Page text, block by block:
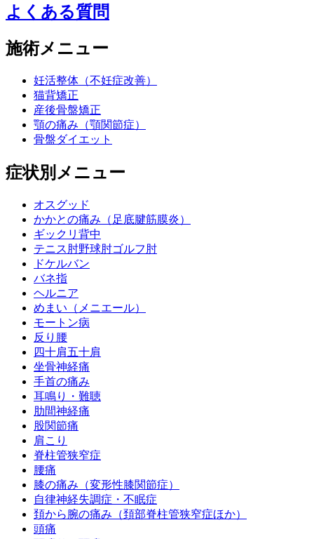
よくある質問
施術メニュー
妊活整体（不妊症改善）
猫背矯正
産後骨盤矯正
顎の痛み（顎関節症）
骨盤ダイエット
症状別メニュー
オスグッド
かかとの痛み（足底腱筋膜炎）
ギックリ背中
テニス肘野球肘ゴルフ肘
ドケルバン
バネ指
ヘルニア
めまい（メニエール）
モートン病
反り腰
四十肩五十肩
坐骨神経痛
手首の痛み
耳鳴り・難聴
肋間神経痛
股関節痛
肩こり
脊柱管狭窄症
腰痛
膝の痛み（変形性膝関節症）
自律神経失調症・不眠症
頚から腕の痛み（頚部脊柱管狭窄症ほか）
頭痛